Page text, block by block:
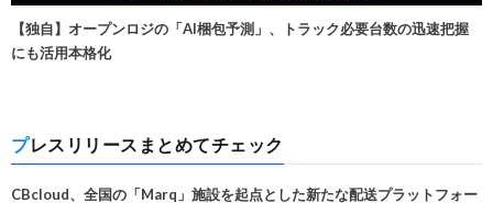
【独自】オープンロジの「AI梱包予測」、トラック必要台数の迅速把握
にも活用本格化
プレスリリースまとめてチェック
CBcloud、全国の「Marq」施設を起点とした新たな配送プラットフォー